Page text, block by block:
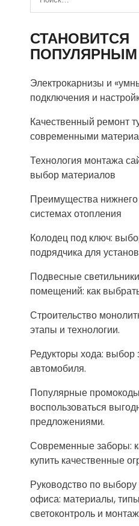
СТАНОВИТСЯ
ПОПУЛЯРНЫМ
Электрокарнизы и
подключения и
Качественный ремонт
современными
Технология монтажа
выбор материалов
Преимущества
системах отопления
Колодец под ключ:
подрядчика для
Подвесные
помещений: как
Строительство
этапы и технологии.
Редукторы хода: выбор
автомобиля.
Популярные
воспользоваться
предложениями.
Современные заборы:
купить качественные
Руководство по
офиса: материалы,
светоконтроль и монтаж